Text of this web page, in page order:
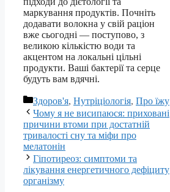
маркування продуктів. Почніть
додавати волокна у свій раціон
вже сьогодні — поступово, з
великою кількістю води та
акцентом на локальні цільні
продукти. Ваші бактерії та серце
будуть вам вдячні.
Категорії
Здоров'я, Нутріціологія, Про їжу
Чому я не висипаюся: приховані
причини втоми при достатній
тривалості сну та міфи про
мелатонін
Гіпотиреоз: симптоми та
лікування енергетичного дефіциту
організму